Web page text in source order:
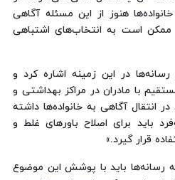
هنوز از این مسئله آگاهی
ممکن است به انتخاب‌های اشتباهی
در این زمینه اشاره کرد و
با مادران در مراکز بهداشتی و
انتقال آگاهی به خانواده‌ها داشته
باید برای اصلاح باورهای غلط و
قرار گیرد.»
رسانه‌ها باید با پوشش این موضوع